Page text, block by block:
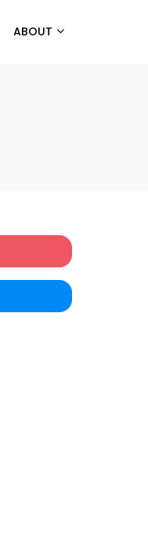
ABOUT